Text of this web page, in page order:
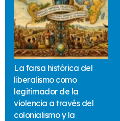
La farsa histórica del
liberalismo como
legitimador de la
violencia a través del
colonialismo y la